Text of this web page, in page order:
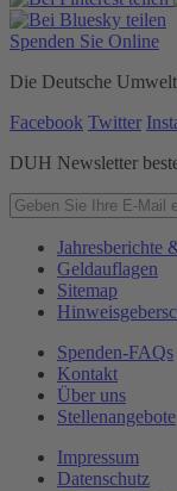
Spenden Sie Online
Die Deutsche
Facebook Twitter
DUH Newsletter
Jahresberichte
Geldauflagen
Sitemap
Spenden-FAQs
Kontakt
Über uns
Stellenangebote
Impressum
Datenschutz